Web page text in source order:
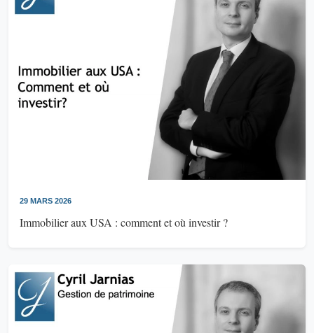
29 MARS 2026
Immobilier aux USA : comment et où investir ?